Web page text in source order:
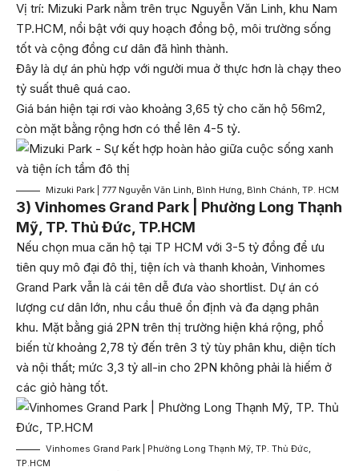
Vị trí: Mizuki Park nằm trên trục Nguyễn Văn Linh, khu Nam
TP.HCM, nổi bật với quy hoạch đồng bộ, môi trường sống
tốt và cộng đồng cư dân đã hình thành.
Đây là dự án phù hợp với người mua ở thực hơn là chạy theo
tỷ suất thuê quá cao.
Giá bán hiện tại rơi vào khoảng 3,65 tỷ cho căn hộ 56m2,
còn mặt bằng rộng hơn có thể lên 4-5 tỷ.
Mizuki Park | 777 Nguyễn Văn Linh, Bình Hưng, Bình Chánh, TP. HCM
3) Vinhomes Grand Park | Phường Long Thạnh
Mỹ, TP. Thủ Đức, TP.HCM
Nếu chọn mua căn hộ tại TP HCM với 3-5 tỷ đồng để ưu
tiên quy mô đại đô thị, tiện ích và thanh khoản, Vinhomes
Grand Park vẫn là cái tên dễ đưa vào shortlist. Dự án có
lượng cư dân lớn, nhu cầu thuê ổn định và đa dạng phân
khu. Mặt bằng giá 2PN trên thị trường hiện khá rộng, phổ
biến từ khoảng 2,78 tỷ đến trên 3 tỷ tùy phân khu, diện tích
và nội thất; mức 3,3 tỷ all-in cho 2PN không phải là hiếm ở
các giỏ hàng tốt.
Vinhomes Grand Park | Phường Long Thạnh Mỹ, TP. Thủ Đức,
TP.HCM